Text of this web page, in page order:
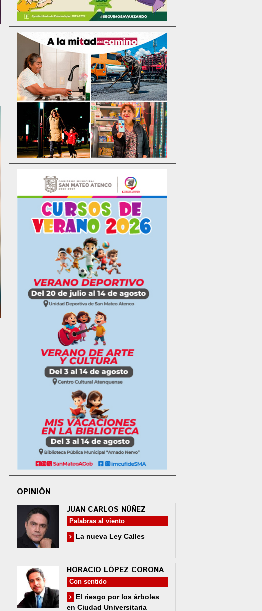
OPINIÓN
JUAN CARLOS NÚÑEZ
Palabras al viento
La nueva Ley Calles
HORACIO LÓPEZ CORONA
Con sentido
El riesgo por los árboles
en Ciudad Universitaria